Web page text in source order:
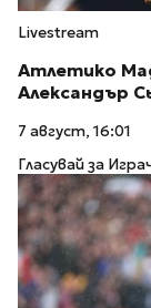
Livestream
Атлетико
Александър
7 август, 16:01
Гласувай за